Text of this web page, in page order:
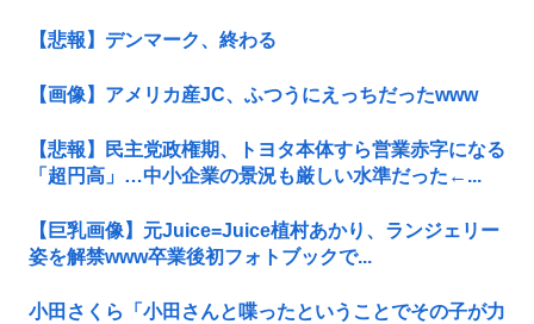
【悲報】デンマーク、終わる
【画像】アメリカ産JC、ふつうにえっちだったwww
【悲報】民主党政権期、トヨタ本体すら営業赤字になる
「超円高」…中小企業の景況も厳しい水準だった←...
【巨乳画像】元Juice=Juice植村あかり、ランジェリー
姿を解禁www卒業後初フォトブックで...
小田さくら「小田さんと喋ったということでその子が力